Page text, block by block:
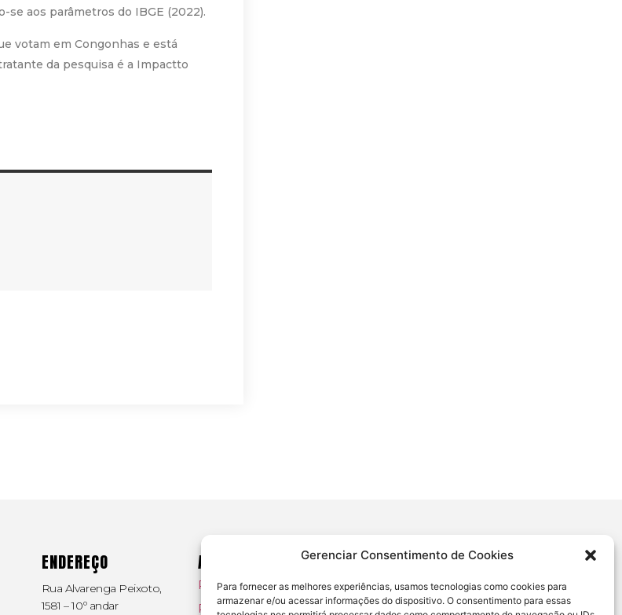
Gerenciar Consentimento de Cookies
Para fornecer as melhores experiências, usamos tecnologias como cookies para
armazenar e/ou acessar informações do dispositivo. O consentimento para essas
aos parâmetros do IBGE (2022).
votam em Congonhas e está
da pesquisa é a Impactto
ENDEREÇO
Rua Alvarenga Peixoto,
1581 –10º andar
ACESSO RÁPIDO
Pesquisa Eleitoral
Pesquisa Quantitativa
CERTIFICADO
Empresa registrada no Conselho
Regional de Estatística (Conre-6/ nº8651)